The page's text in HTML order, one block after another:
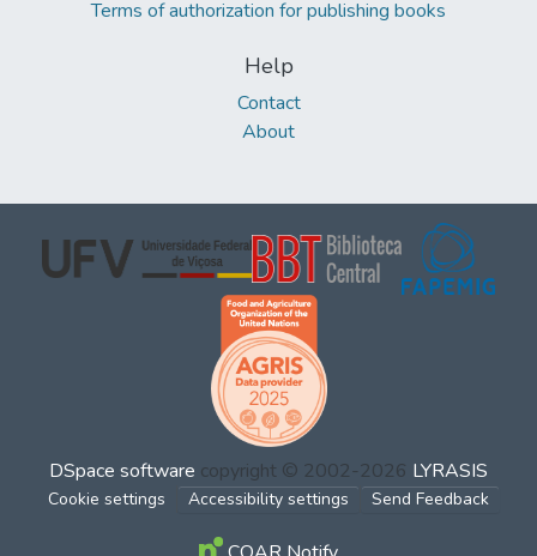
Terms of authorization for publishing books
Help
Contact
About
DSpace software copyright © 2002-2026 LYRASIS
Cookie settings Accessibility settings Send Feedback